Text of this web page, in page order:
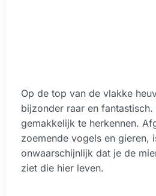
Op de top van de vlakke
bijzonder raar en
gemakkelijk te herkennen.
zoemende vogels en gieren,
onwaarschijnlijk dat je de
ziet die hier leven.